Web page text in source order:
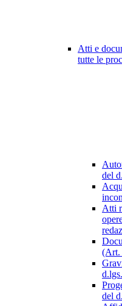
Atti e
tutte le
del
Atti
(Art.
del